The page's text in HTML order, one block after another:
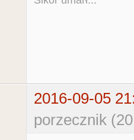
2016-09-05
porzecznik